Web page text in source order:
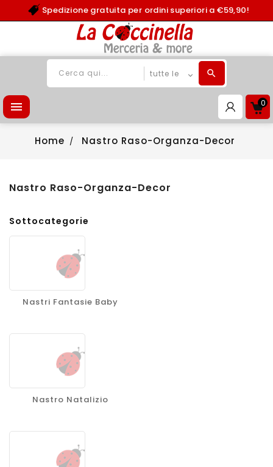
Spedizione gratuita per ordini superiori a €59,90!
 0
Home Nastro Raso-Organza-Decor
Nastro Raso-Organza-Decor
Sottocategorie
Nastri Fantasie Baby
Nastro Natalizio